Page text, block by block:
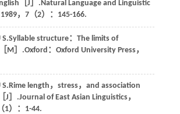
［J］.Natural Language and Linguistic
，7（2）：145-166.
S.Syllable structure：The limits of
M］.Oxford：Oxford University Press，
S.Rime length，stress，and association
J］.Journal of East Asian Linguistics，
1）：1-44.